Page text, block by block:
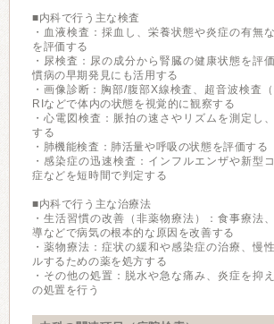
■内科で行う主な検査
・血液検査：採血し、栄養状態や炎症の有無
を評価する
・尿検査：尿の成分から腎臓の健康状態を評
慣病の早期発見にも活用する
・画像診断：胸部/腹部X線検査、超音波検査
RIなどで体内の状態を視覚的に観察する
・心電図検査：脈拍の速さやリズムを測定し
する
・肺機能検査：肺活量や呼吸の状態を評価する
・感染症の迅速検査：インフルエンザや新型
症などを短時間で判定する
■内科で行う主な治療法
・生活習慣の改善（非薬物療法）：食事療法
導などで病気の根本的な原因を改善する
・薬物療法：症状の緩和や感染症の治療、慢
ルするための薬を処方する
・その他の処置：脱水や急な痛み、炎症を抑
の処置を行う